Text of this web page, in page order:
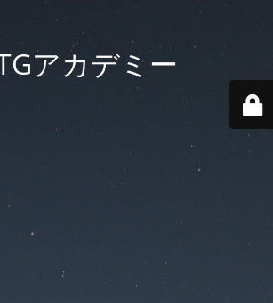
アカデミー